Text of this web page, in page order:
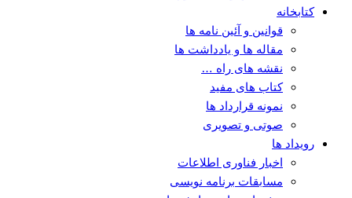
کتابخانه
قوانین و آئین نامه ها
مقاله ها و یادداشت ها
نقشه های راه …
کتاب های مفید
نمونه قرارداد ها
صوتی و تصویری
رویداد ها
اخبار فناوری اطلاعات
مسابقات برنامه نویسی